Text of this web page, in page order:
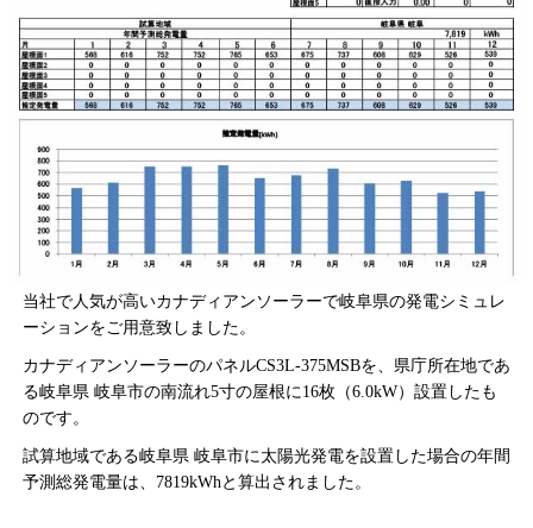
当社で人気が高いカナディアンソーラーで岐阜県の発電シミュレ
ーションをご用意致しました。
カナディアンソーラーのパネルCS3L-375MSBを、県庁所在地であ
る岐阜県 岐阜市の南流れ5寸の屋根に16枚（6.0kW）設置したも
のです。
試算地域である岐阜県 岐阜市に太陽光発電を設置した場合の年間
予測総発電量は、7819kWhと算出されました。